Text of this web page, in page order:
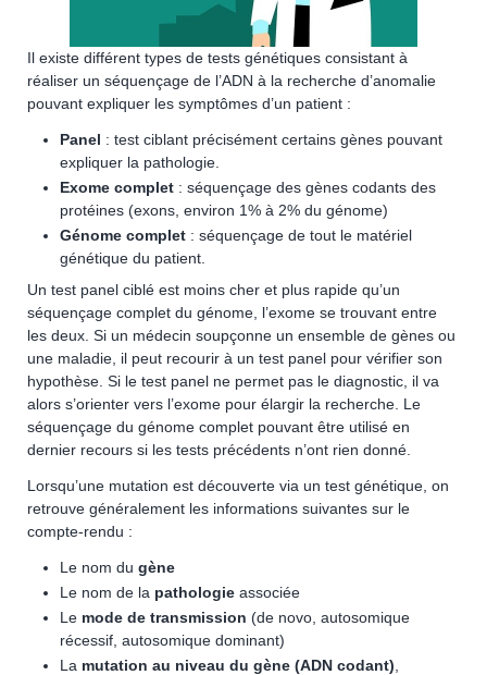
Il existe différent types de tests génétiques consistant à
réaliser un séquençage de l’ADN à la recherche d’anomalie
pouvant expliquer les symptômes d’un patient :
Panel : test ciblant précisément certains gènes pouvant
expliquer la pathologie.
Exome complet : séquençage des gènes codants des
protéines (exons, environ 1% à 2% du génome)
Génome complet : séquençage de tout le matériel
génétique du patient.
Un test panel ciblé est moins cher et plus rapide qu’un
séquençage complet du génome, l’exome se trouvant entre
les deux. Si un médecin soupçonne un ensemble de gènes ou
une maladie, il peut recourir à un test panel pour vérifier son
hypothèse. Si le test panel ne permet pas le diagnostic, il va
alors s’orienter vers l’exome pour élargir la recherche. Le
séquençage du génome complet pouvant être utilisé en
dernier recours si les tests précédents n’ont rien donné.
Lorsqu’une mutation est découverte via un test génétique, on
retrouve généralement les informations suivantes sur le
compte-rendu :
Le nom du gène
Le nom de la pathologie associée
Le mode de transmission (de novo, autosomique
récessif, autosomique dominant)
La mutation au niveau du gène (ADN codant)